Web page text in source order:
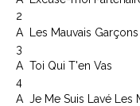
2
A
3
Les Mauvais Garçons
A
4
Toi Qui T'en Vas
A Je Me Suis Lavé Les